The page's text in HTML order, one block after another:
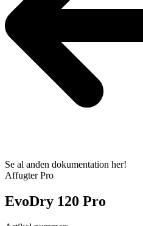
Se al anden dokumentation her!
Affugter Pro
EvoDry 120 Pro